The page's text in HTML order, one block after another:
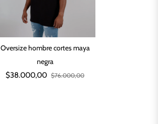
Oversize hombre cortes maya
negra
$38.000,00 $76.000,00